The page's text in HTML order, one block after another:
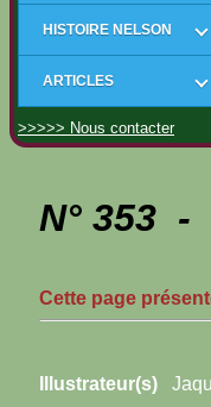
HISTOIRE NELSON
ARTICLES
>>>>> Nous contacter
N° 353 -
Cette page
Illustrateur(s)